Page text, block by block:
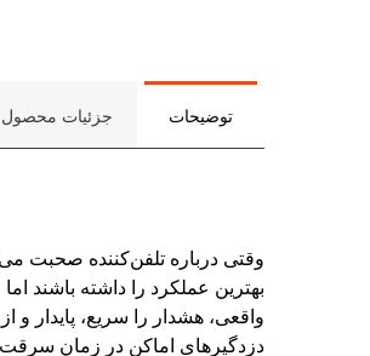
توضیحات جزئیات محصول
وقتی درباره تلفن‌کننده صحبت
واقعی، هشدار را سریع، پایدار
دزدگیرهای اماکن در زمان